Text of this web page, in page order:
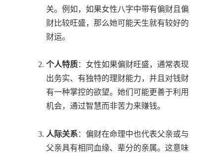
关。例如，如果女性八字中带有偏财且偏
财比较旺盛，那么她可能天生就有较好的
财运。
个人特质：女性如果偏财旺盛，通常表现
出务实、有独特的理财能力，并且对钱财
有一种掌控的欲望。她们可能更善于利用
机会，通过智慧而非苦力来赚钱。
人际关系：偏财在命理中也代表父亲或与
父亲具有相同血缘、辈分的亲属。这意味